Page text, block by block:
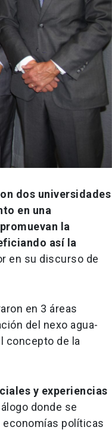
dos universidades
en una
la
así la
en su discurso de
en 3 áreas
del nexo agua-
concepto de la
y experiencias
donde se
políticas